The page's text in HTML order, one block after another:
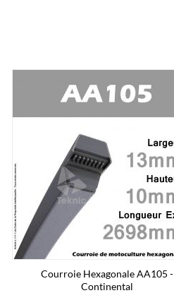
Courroie Hexagonale AA105 -
Continental